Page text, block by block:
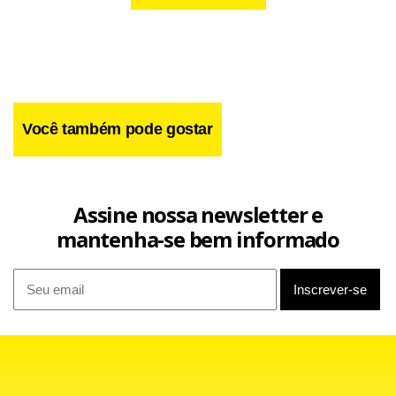
pela rede de atendimento da Secretaria da Mulher.
Você também pode gostar
Assine nossa newsletter e
mantenha-se bem informado